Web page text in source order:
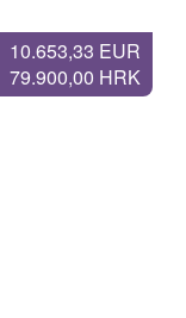
10.653,33 EUR
79.900,00 HRK